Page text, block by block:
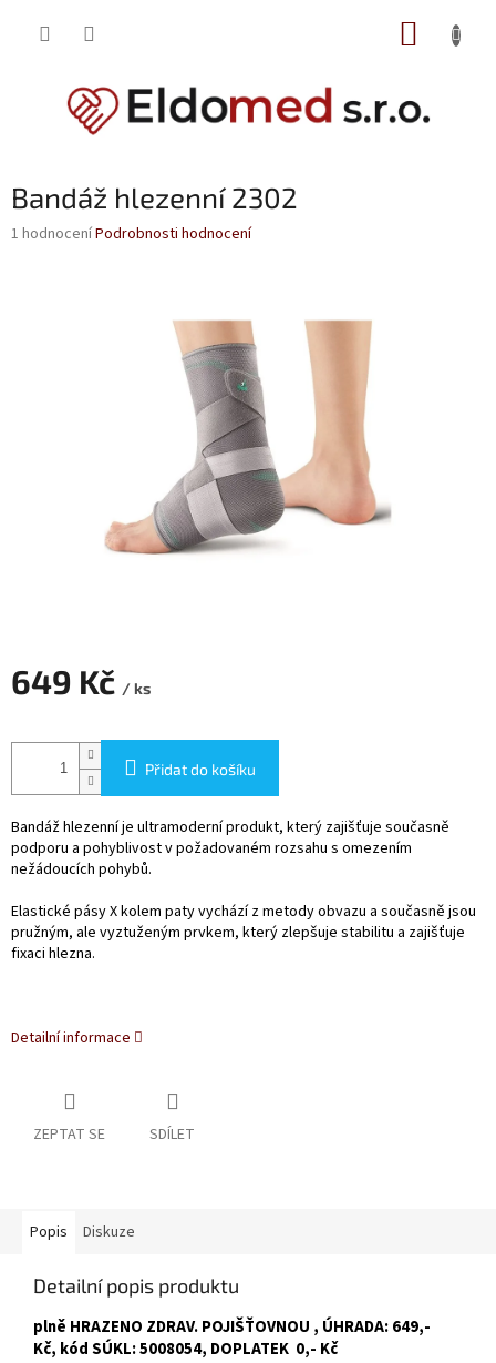
Bandáž hlezenní 2302
Průměrné
1 hodnoceníPodrobnosti hodnocení
649 Kč / ks
cena:
Přidat do košíku
Bandáž hlezenní je ultramoderní produkt, který zajišťuje současně
podporu a pohyblivost v požadovaném rozsahu s omezením
nežádoucích pohybů.
Elastické pásy X kolem paty vychází z metody obvazu a současně jsou
pružným, ale vyztuženým prvkem, který zlepšuje stabilitu a zajišťuje
fixaci hlezna.
Detailní informace
ZEPTAT SE SDÍLET
Popis Diskuze
Detailní popis produktu
plně HRAZENO ZDRAV. POJIŠŤOVNOU , ÚHRADA: 649,-
Kč, kód SÚKL: 5008054, DOPLATEK 0,- Kč